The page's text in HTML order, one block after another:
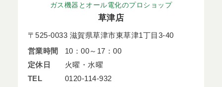
ガス機器とオール電化のプロショップ
草津店
〒525-0033 滋賀県草津市東草津1丁目3-40
営業時間
10：00～17：00
定休日
火曜・水曜
TEL
0120-114-932